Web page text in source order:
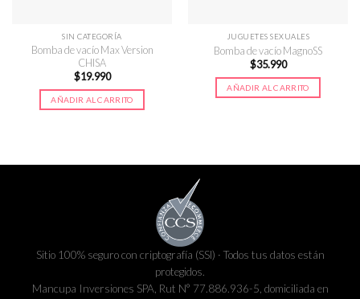
SIN CATEGORÍA
Bomba de vacío Max Version
CHISA
$19.990
AÑADIR AL CARRITO
JUGUETES SEXUALES
Bomba de vacío MagnoSS
$35.990
AÑADIR AL CARRITO
Sitio 100% seguro con criptografía (SSl) · Todos tus datos están
protegidos.
Mancupa Inversiones SPA, Rut N° 77.886.936-5, domiciliada en